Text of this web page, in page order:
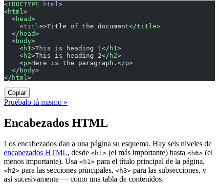
<! DOCTYPE html>
<html>
  <
head>
    <
title>Title of the document</title>
  </
head>
  <
body>
    <
h1>This is heading 1</ h1>
    <
h2>This is heading 2</ h2>
    <
p>Here is the paragraph.</p>
  </
body>
</ html>
Copiar
Pruébalo tú mismo »
Encabezados HTML
Los encabezados dan a una página su esquema. Hay seis niveles de
encabezados HTML, desde <h1> (el más importante) hasta <h6> (el
menos importante). Usa <h1> para el título principal de la página,
<h2> para las secciones principales, <h3> para las subsecciones, y
así sucesivamente — como una tabla de contenidos.